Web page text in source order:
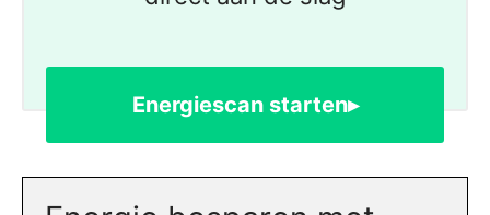
Energiescan starten▸